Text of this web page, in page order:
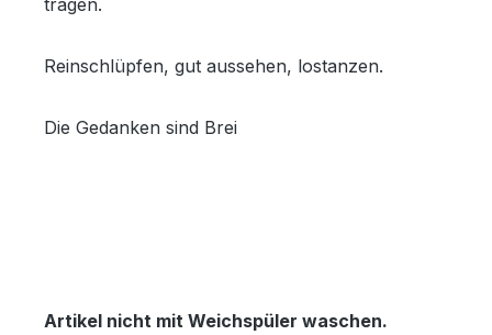
tragen.
Reinschlüpfen, gut aussehen, lostanzen.
Die Gedanken sind Brei
Artikel nicht mit Weichspüler waschen.